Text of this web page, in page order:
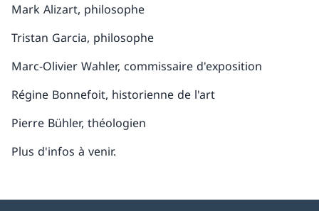
Mark Alizart, philosophe
Tristan Garcia, philosophe
Marc-Olivier Wahler, commissaire d'exposition
Régine Bonnefoit, historienne de l'art
Pierre Bühler, théologien
Plus d'infos à venir.